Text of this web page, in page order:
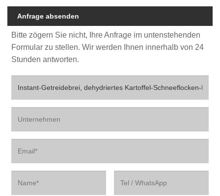
Anfrage absenden
Bitte zögern Sie nicht, Ihre Anfrage im untenstehenden
Formular zu stellen. Wir werden Ihnen innerhalb von 24
Stunden antworten.